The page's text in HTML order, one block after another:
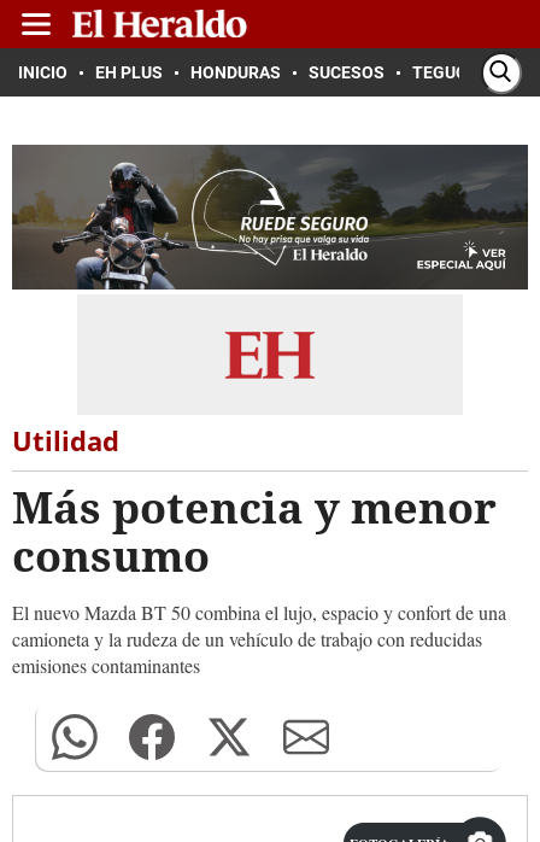
INICIO EH PLUS HONDURAS SUCESOS TEGUCIGALPA
Utilidad
Más potencia y menor
consumo
El nuevo Mazda BT 50 combina el lujo, espacio y confort de una
camioneta y la rudeza de un vehículo de trabajo con reducidas
emisiones contaminantes